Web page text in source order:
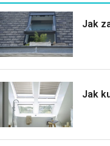
Jak
Jak